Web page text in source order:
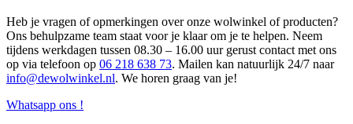
Heb je vragen of opmerkingen over onze wolwinkel of producten?
Ons behulpzame team staat voor je klaar om je te helpen. Neem
tijdens werkdagen tussen 08.30 – 16.00 uur gerust contact met ons
op via telefoon op 06 218 638 73. Mailen kan natuurlijk 24/7 naar
info@dewolwinkel.nl. We horen graag van je!
Whatsapp ons !